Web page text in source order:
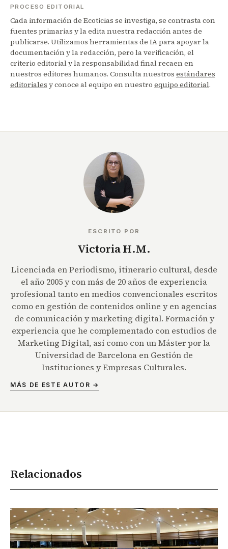
PROCESO EDITORIAL
Cada información de Ecoticias se investiga, se contrasta con
fuentes primarias y la edita nuestra redacción antes de
publicarse. Utilizamos herramientas de IA para apoyar la
documentación y la redacción, pero la verificación, el
criterio editorial y la responsabilidad final recaen en
nuestros editores humanos. Consulta nuestros estándares
editoriales y conoce al equipo en nuestro equipo editorial.
ESCRITO POR
Victoria H.M.
Licenciada en Periodismo, itinerario cultural, desde
el año 2005 y con más de 20 años de experiencia
profesional tanto en medios convencionales escritos
como en gestión de contenidos online y en agencias
de comunicación y marketing digital. Formación y
experiencia que he complementado con estudios de
Marketing Digital, así como con un Máster por la
Universidad de Barcelona en Gestión de
Instituciones y Empresas Culturales.
MÁS DE ESTE AUTOR →
Relacionados